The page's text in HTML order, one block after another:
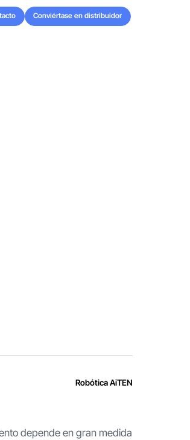
Conviértase en distribuidor
Conviértase en distribuidor
Robótica AiTEN
depende en gran medida